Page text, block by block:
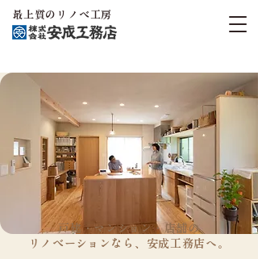
最上質のリノベ工房
戸建・マンション・店舗の
リノベーションなら、安成工務店へ。